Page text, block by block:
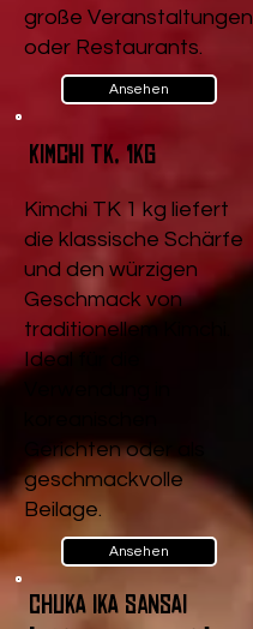
große Veranstaltungen
oder Restaurants.
Ansehen
Kimchi TK, 1kg
Kimchi TK 1 kg liefert
die klassische Schärfe
und den würzigen
Geschmack von
traditionellem Kimchi.
Ideal für die
Gerichten oder als
geschmackvolle
Beilage.
Ansehen
Chuka Ika Sansai